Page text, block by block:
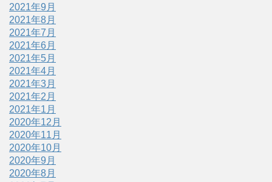
2021年9月
2021年8月
2021年7月
2021年6月
2021年5月
2021年4月
2021年3月
2021年2月
2021年1月
2020年12月
2020年11月
2020年10月
2020年9月
2020年8月